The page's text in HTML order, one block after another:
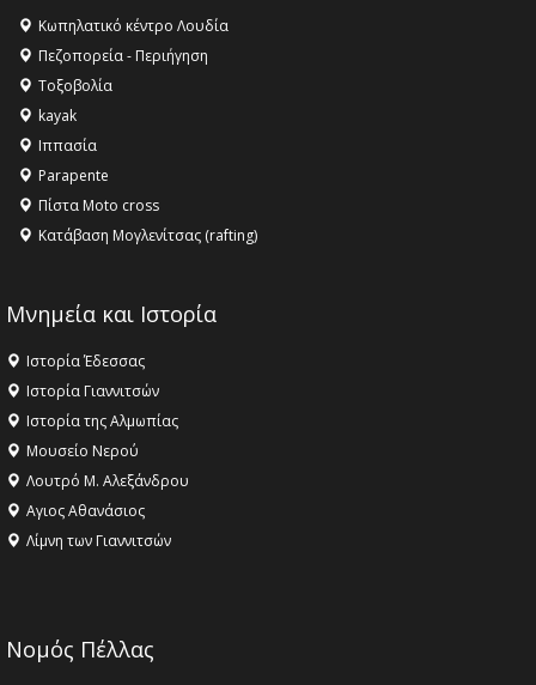
Κληρονομιάς της UNESCO – Ομόφωνη η απόφαση Ο
Όλυμπος αναγνωρίστηκε ως φυσικό και πολιτιστικό
αγαθό εξέχουσας οικουμενικής αξίας για την
ανθρωπότητα
16:18 -
ΣΤΗΝ ΕΔΕΣΣΑ
Κωπηλατικό κέντρο Λουδία
Πεζοπορεία - Περιήγηση
Τοξοβολία
kayak
Ιππασία
Parapente
Πίστα Moto cross
Κατάβαση Μογλενίτσας (rafting)
Μνημεία και Ιστορία
Ιστορία Έδεσσας
Ιστορία Γιαννιτσών
Ιστορία της Αλμωπίας
Μουσείο Νερού
Λουτρό Μ. Αλεξάνδρου
Αγιος Αθανάσιος
Λίμνη των Γιαννιτσών
Νομός Πέλλας